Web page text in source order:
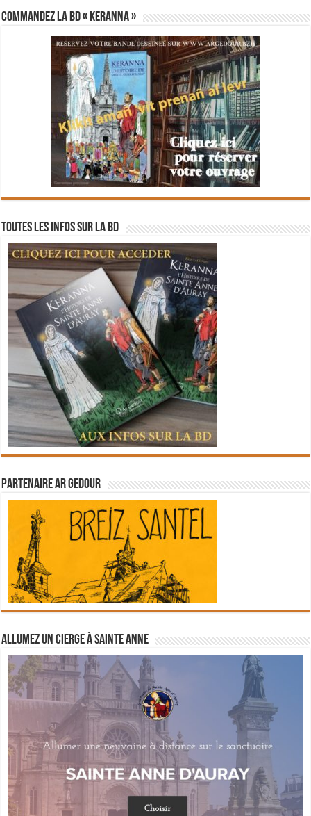
Commandez la BD « Keranna »
Toutes les infos sur la BD
Partenaire Ar Gedour
Allumez un cierge à Sainte Anne